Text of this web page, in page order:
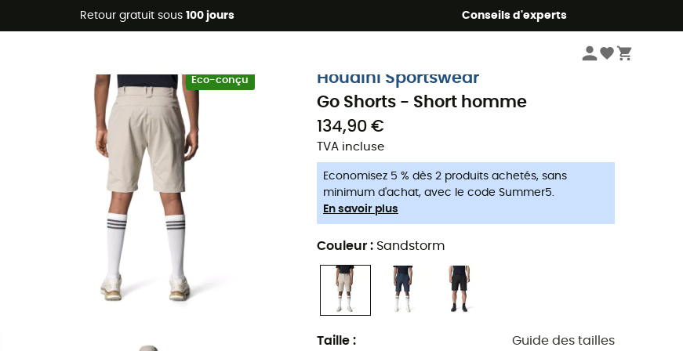
Retour gratuit sous 100 jours Conseils d'experts
Promos d'été 🔥 -5 % EXTRA dès 2 produits* code Summer5
Eco-conçu
Houdini Sportswear
Go Shorts - Short homme
134,90 €
TVA incluse
Economisez 5 % dès 2 produits achetés, sans
minimum d'achat, avec le code Summer5.
En savoir plus
Couleur : Sandstorm
Taille : Guide des tailles